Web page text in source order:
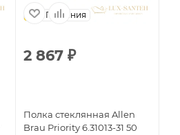
Германия
2 867 ₽
Полка стеклянная Allen
Brau Priority 6.31013-31 50